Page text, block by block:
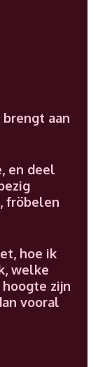
aan
en deel
fröbelen
hoe ik
welke
hoogte zijn
vooral